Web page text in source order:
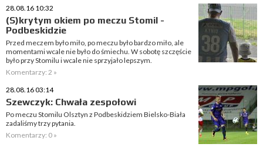
28.08.16 10:32
(S)krytym okiem po meczu Stomil -
Podbeskidzie
Przed meczem było miło, po meczu było bardzo miło, ale
momentami wcale nie było do śmiechu. W sobotę szczęście
było przy Stomilu i wcale nie sprzyjało lepszym.
Komentarzy: 2 »
28.08.16 03:14
Szewczyk: Chwała zespołowi
Po meczu Stomilu Olsztyn z Podbeskidziem Bielsko-Biała
zadaliśmy trzy pytania.
Komentarzy: 0 »